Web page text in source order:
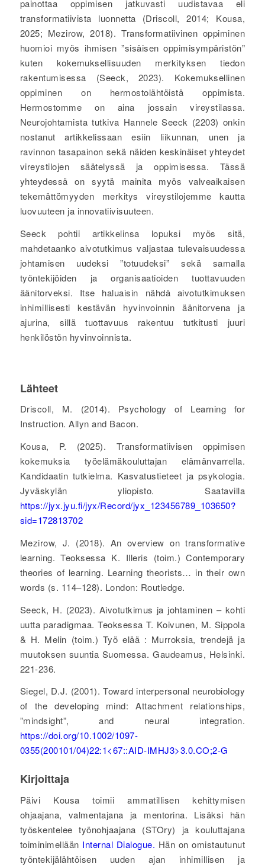
painottaa oppimisen jatkuvasti uudistavaa eli
transformatiivista luonnetta (Driscoll, 2014; Kousa,
2025; Mezirow, 2018). Transformatiivinen oppiminen
huomioi myös ihmisen ”sisäisen oppimisympäristön”
kuten kokemuksellisuuden merkityksen tiedon
rakentumisessa (Seeck, 2023). Kokemuksellinen
oppiminen on hermostolähtöistä oppimista.
Hermostomme on aina jossain vireystilassa.
Neurojohtamista tutkiva Hannele Seeck (2203) onkin
nostanut artikkelissaan esiin liikunnan, unen ja
ravinnon tasapainon sekä näiden keskinäiset yhteydet
vireystilojen säätelyssä ja oppimisessa. Tässä
yhteydessä on syytä mainita myös valveaikaisen
tekemättömyyden merkitys vireystilojemme kautta
luovuuteen ja innovatiivisuuteen.
Seeck pohtii artikkelinsa lopuksi myös sitä,
mahdetaanko aivotutkimus valjastaa tulevaisuudessa
johtamisen uudeksi ”totuudeksi” sekä samalla
työntekijöiden ja organisaatioiden tuottavuuden
äänitorveksi. Itse haluaisin nähdä aivotutkimuksen
inhimillisesti kestävän hyvinvoinnin äänitorvena ja
ajurina, sillä tuottavuus rakentuu tutkitusti juuri
henkilöstön hyvinvoinnista.
Lähteet
Driscoll, M. (2014). Psychology of Learning for
Instruction. Allyn and Bacon.
Kousa, P. (2025). Transformatiivisen oppimisen
kokemuksia työelämäkouluttajan elämänvarrella.
Kandidaatin tutkielma. Kasvatustieteet ja psykologia.
Jyväskylän yliopisto. Saatavilla
https://jyx.jyu.fi/jyx/Record/jyx_123456789_103650?
sid=172813702
Mezirow, J. (2018). An overview on transformative
learning. Teoksessa K. Illeris (toim.) Contemporary
theories of learning. Learning theorists… in their own
words (s. 114–128). London: Routledge.
Seeck, H. (2023). Aivotutkimus ja johtaminen – kohti
uutta paradigmaa. Teoksessa T. Koivunen, M. Sippola
& H. Melin (toim.) Työ elää : Murroksia, trendejä ja
muutoksen suuntia Suomessa. Gaudeamus, Helsinki.
221-236.
Siegel, D.J. (2001). Toward interpersonal neurobiology
of the developing mind: Attachment relationships,
”mindsight”, and neural integration.
https://doi.org/10.1002/1097-
0355(200101/04)22:1<67::AID-IMHJ3>3.0.CO;2-G
Kirjoittaja
Päivi Kousa toimii ammatillisen kehittymisen
ohjaajana, valmentajana ja mentorina. Lisäksi hän
työskentelee työnohjaajana (STOry) ja kouluttajana
toiminimellään Internal Dialogue. Hän on omistautunut
työntekijälähtöisen uuden ajan inhimillisen ja